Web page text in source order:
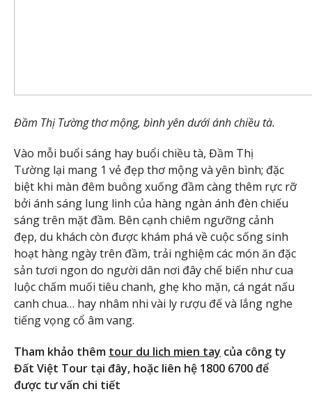
Đầm Thị Tường thơ mộng, bình yên dưới ánh chiều tà.
Vào mỗi buổi sáng hay buổi chiều tà, Đầm Thị
Tường lại mang 1 vẻ đẹp thơ mộng và yên bình; đặc
biệt khi màn đêm buông xuống đầm càng thêm rực rỡ
bởi ánh sáng lung linh của hàng ngàn ánh đèn chiếu
sáng trên mặt đầm. Bên cạnh chiêm ngưỡng cảnh
đẹp, du khách còn được khám phá về cuộc sống sinh
hoạt hàng ngày trên đầm, trải nghiệm các món ăn đặc
sản tươi ngon do người dân nơi đây chế biến như cua
luộc chấm muối tiêu chanh, ghẹ kho mặn, cá ngát nấu
canh chua… hay nhâm nhi vài ly rượu đế và lắng nghe
tiếng vọng cổ âm vang.
Tham khảo thêm tour du lich mien tay của công ty
Đất Việt Tour tại đây, hoặc liên hệ 1800 6700 để
được tư vấn chi tiết